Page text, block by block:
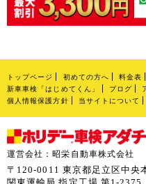
トップページ 初めての方へ 料金表
新車車検「はじめてくん」
ブログ
個人情報保護方針
当サイトについて
運営会社：昭栄自動車株式会社
〒120-0011 東京都足立区中央